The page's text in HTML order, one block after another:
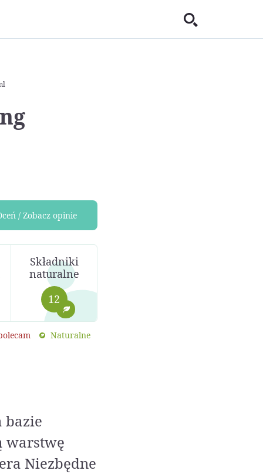
/ Zobacz opinie
Składniki
naturalne
12
Naturalne
bazie
warstwę
Niezbędne